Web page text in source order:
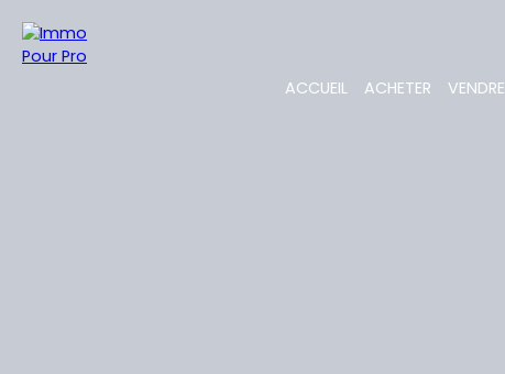
ACCUEIL ACHETER VENDRE